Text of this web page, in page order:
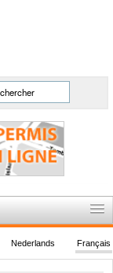
Français
Nederlands